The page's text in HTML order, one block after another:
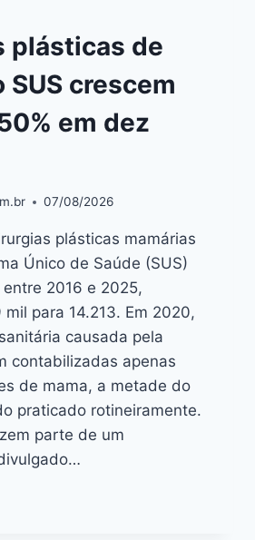
plásticas de
SUS crescem
em dez
07/08/2026
plásticas mamárias
Único de Saúde (SUS)
2016 e 2025,
para 14.213. Em 2020,
causada pela
contabilizadas apenas
de mama, a metade do
praticado rotineiramente.
parte de um